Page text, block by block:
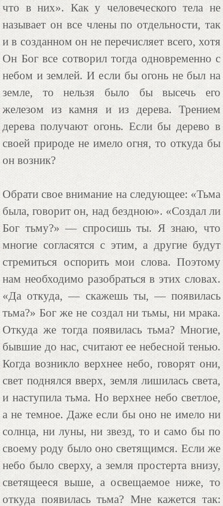
что в них». Как у человеческого тела не
называет он все члены по отдельности, так
и в созданном он не перечисляет всего, хотя
Он Бог все сотворил тогда одновременно с
небом и землей. И если бы огонь не был на
земле, то нельзя было бы высечь его
железом из камня и из дерева. Трением
дерева получают огонь. Если бы дерево в
своей природе не имело огня, то откуда бы
он возник?
Обрати свое внимание на следующее: «Тьма
была, говорит он, над бездною». «Создал ли
Бог тьму?» — спросишь ты. Я знаю, что
многие согласятся с этим, а другие будут
стремиться оспорить мои слова. Поэтому
нам необходимо разобраться в этих словах.
«Да откуда, — скажешь ты, — появилась
тьма?» Бог же не создал ни тьмы, ни мрака.
Откуда же тогда появилась тьма? Многие,
бывшие до нас, считают ее небесной тенью.
Когда возникло верхнее небо, говорят они,
свет поднялся вверх, земля лишилась света,
и наступила тьма. Но верхнее небо светлое,
а не темное. Даже если бы оно не имело ни
солнца, ни луны, ни звезд, то и само бы по
своему роду было оно светящимся. Если же
небо было сверху, а земля простерта внизу,
светящееся выше, а освещаемое ниже, то
откуда появилась тьма? Мне кажется так: